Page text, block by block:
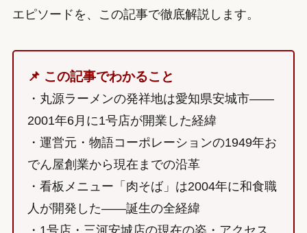
エピソードを、この記事で徹底解説します。
📌 この記事でわかること
・丸源ラーメンの発祥地は愛知県安城市——
2001年6月に1号店が開業した経緯
・運営元・物語コーポレーションの1949年お
でん屋創業から現在までの沿革
・看板メニュー「肉そば」は2004年に和食職
人が開発した——誕生の全経緯
・1号店・三河安城店の現在の姿・アクセス